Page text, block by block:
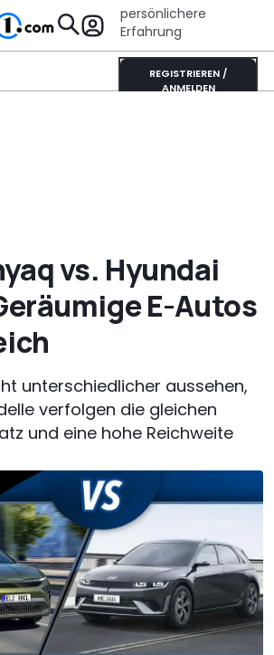
persönlichere
Erfahrung
REGISTRIEREN /
ANMELDEN
vs. Hyundai
E-Autos
unterschiedlicher aussehen,
verfolgen die gleichen
und eine hohe Reichweite